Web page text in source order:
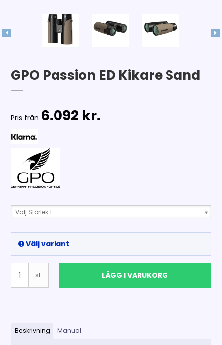
GPO Passion ED Kikare Sand
Pris från 6.092 kr.
Välj Storlek 1
Välj variant
st. LÄGG I VARUKORG
Beskrivning Manual